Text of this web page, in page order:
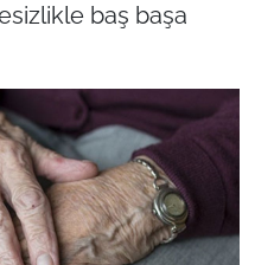
baş başa